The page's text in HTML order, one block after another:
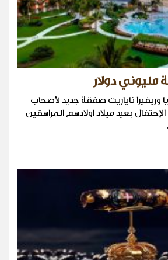
مليوني دولار
وريفيرا ناياريت صفقة جديد لأصحاب
بعيد ميلاد اولادهم المراهقين